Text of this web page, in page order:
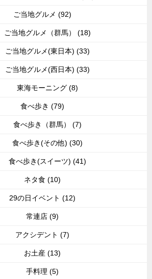
ご当地グルメ (92)
ご当地グルメ（群馬） (18)
ご当地グルメ(東日本) (33)
ご当地グルメ(西日本) (33)
東海モーニング (8)
食べ歩き (79)
食べ歩き（群馬） (7)
食べ歩き(その他) (30)
食べ歩き(スイーツ) (41)
ネタ食 (10)
29の日イベント (12)
常連店 (9)
アクシデント (7)
お土産 (13)
手料理 (5)